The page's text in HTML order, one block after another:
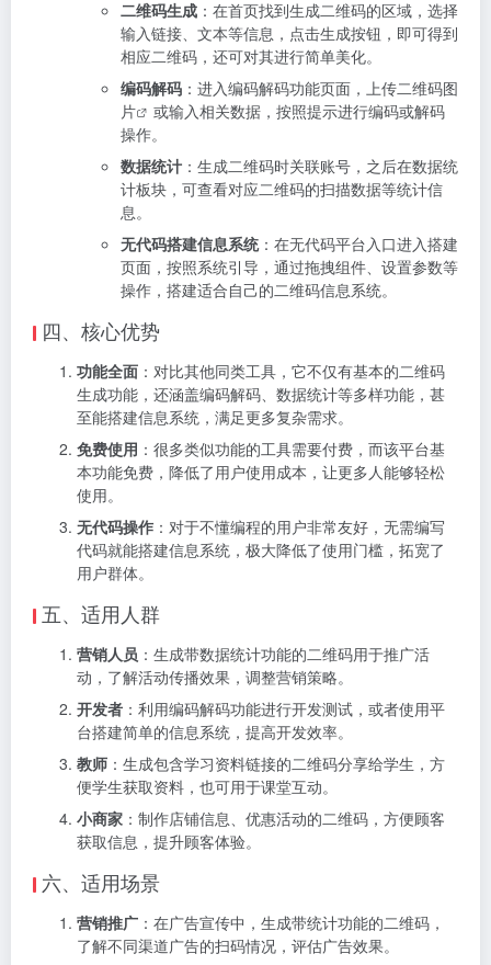
二维码生成 ：在首页找到生成二维码的区域，选择
输入链接、文本等信息，点击生成按钮，即可得到
相应二维码，还可对其进行简单美化。
编码解码 ：进入编码解码功能页面，上传二维码图
片
或输入相关数据，按照提示进行编码或解码
操作。
数据统计 ：生成二维码时关联账号，之后在数据统
计板块，可查看对应二维码的扫描数据等统计信
息。
无代码搭建信息系统：在无代码平台入口进入搭建
页面，按照系统引导，通过拖拽组件、设置参数等
操作，搭建适合自己的二维码信息系统。
四、核心优势
功能全面 ：对比其他同类工具，它不仅有基本的二维码
生成功能，还涵盖编码解码、数据统计等多样功能，甚
至能搭建信息系统，满足更多复杂需求。
免费使用 ：很多类似功能的工具需要付费，而该平台基
本功能免费，降低了用户使用成本，让更多人能够轻松
使用。
无代码操作 ：对于不懂编程的用户非常友好，无需编写
代码就能搭建信息系统，极大降低了使用门槛，拓宽了
用户群体。
五、适用人群
营销人员 ：生成带数据统计功能的二维码用于推广活
动，了解活动传播效果，调整营销策略。
开发者 ：利用编码解码功能进行开发测试，或者使用平
台搭建简单的信息系统，提高开发效率。
教师 ：生成包含学习资料链接的二维码分享给学生，方
便学生获取资料，也可用于课堂互动。
小商家 ：制作店铺信息、优惠活动的二维码，方便顾客
获取信息，提升顾客体验。
六、适用场景
营销推广 ：在广告宣传中，生成带统计功能的二维码，
了解不同渠道广告的扫码情况，评估广告效果。